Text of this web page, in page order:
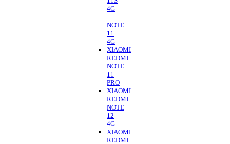
4G
-
NOTE
11
4G
XIAOMI
REDMI
NOTE
11
PRO
XIAOMI
REDMI
NOTE
12
4G
XIAOMI
REDMI